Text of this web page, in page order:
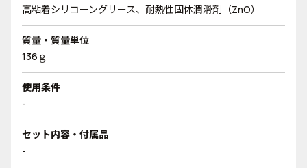
高粘着シリコーングリース、耐熱性固体潤滑剤（ZnO）
質量・質量単位
136ｇ
使用条件
-
セット内容・付属品
-